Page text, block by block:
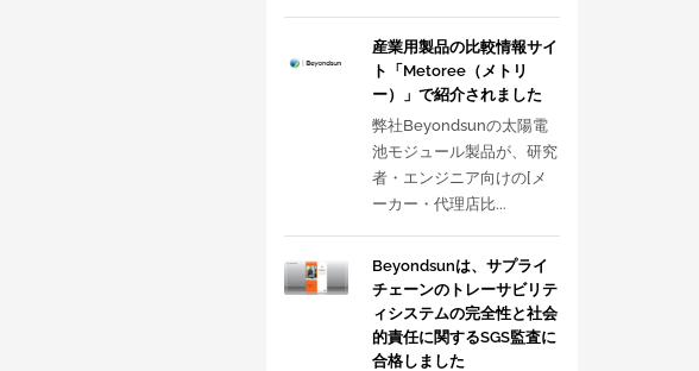
産業用製品の比較情報サイ
ト「Metoree（メトリ
ー）」で紹介されました
弊社Beyondsunの太陽電
池モジュール製品が、研究
者・エンジニア向けの[メ
ーカー・代理店比...
Beyondsunは、サプライ
チェーンのトレーサビリテ
ィシステムの完全性と社会
的責任に関するSGS監査に
合格しました